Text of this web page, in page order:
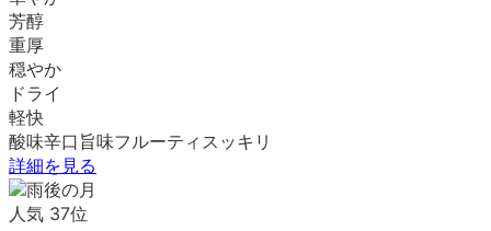
芳醇
重厚
穏やか
ドライ
軽快
酸味辛口 旨味フルーティ スッキリ
詳細を見る
人気 37位